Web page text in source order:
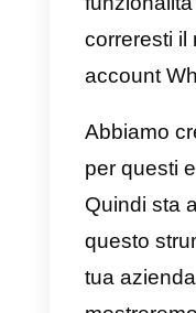
solito
creare
cliente.
oggi
umano
L’uso
avere